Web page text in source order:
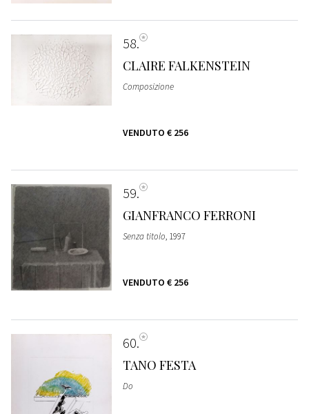
58
CLAIRE FALKENSTEIN
Composizione
VENDUTO € 256
59
GIANFRANCO FERRONI
Senza titolo, 1997
VENDUTO € 256
60
TANO FESTA
Do